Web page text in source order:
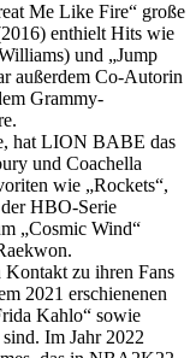
Me Like Fire“ große
enthielt Hits wie
und „Jump
außerdem Co-Autorin
Grammy-
hat LION BABE das
und Coachella
wie „Rockets“,
HBO-Serie
„Cosmic Wind“
Kontakt zu ihren Fans
2021 erschienenen
Kahlo“ sowie
Im Jahr 2022